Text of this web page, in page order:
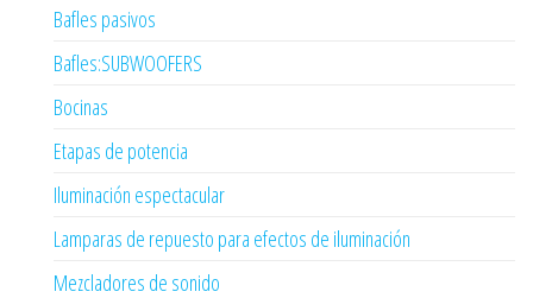
Bafles pasivos
Bafles:SUBWOOFERS
Bocinas
Etapas de potencia
Iluminación espectacular
Lamparas de repuesto para efectos de iluminación
Mezcladores de sonido